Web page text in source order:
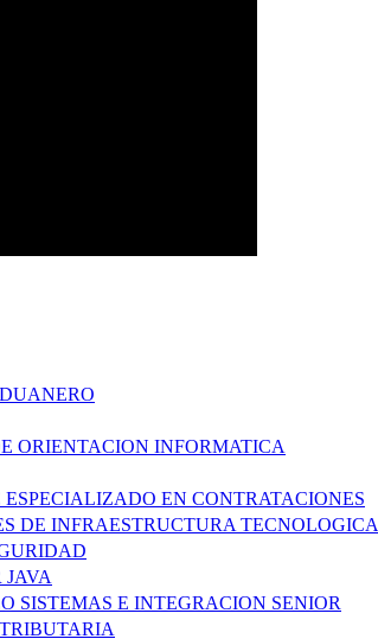
ORIENTACION INFORMATICA
EN CONTRATACIONES
DE INFRAESTRUCTURA TECNOLOGICA
SISTEMAS E INTEGRACION SENIOR